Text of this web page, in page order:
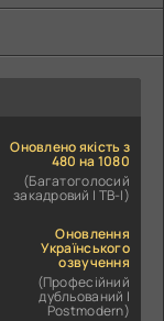
Оновлено якість з
480 на 1080
(Багатоголосий
закадровий | ТВ-І)
Оновлення
Українського
озвучення
(Професійний
дубльований |
Postmodern)